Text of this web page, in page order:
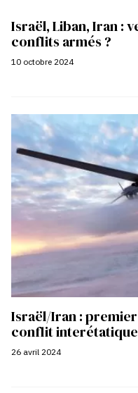
Israël, Liban, Iran :
conflits armés ?
10 octobre 2024
Israël/Iran :
conflit
26 avril 2024